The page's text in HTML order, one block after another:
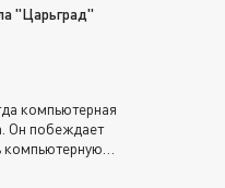
"Царьград"
компьютерная
Он побеждает
компьютерную